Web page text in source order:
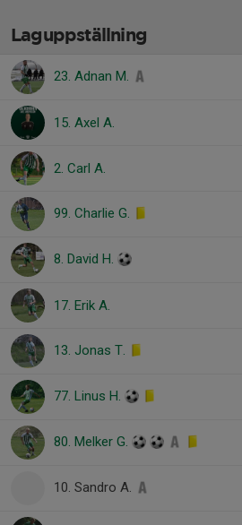
Laguppställning
23. Adnan M.
15. Axel A.
2. Carl A.
99. Charlie G.
8. David H.
17. Erik A.
13. Jonas T.
77. Linus H.
80. Melker G.
10. Sandro A.